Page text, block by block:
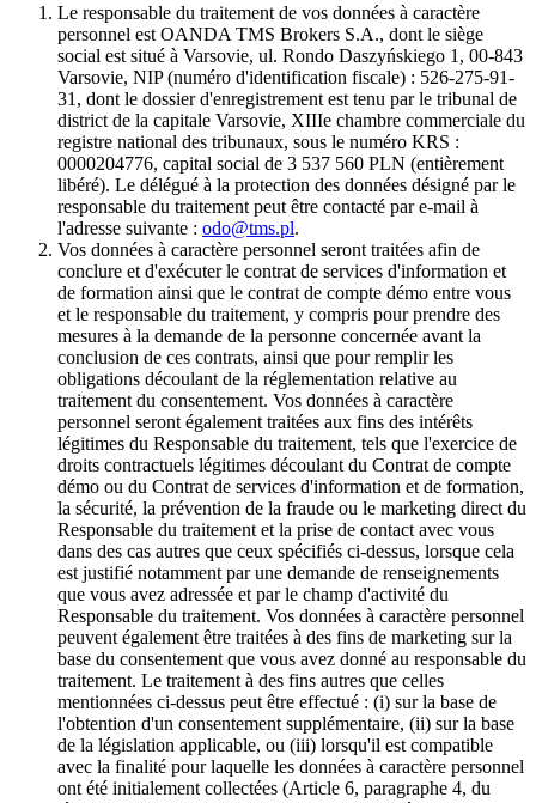
Le responsable du traitement de vos données à caractère
personnel est OANDA TMS Brokers S.A., dont le siège
social est situé à Varsovie, ul. Rondo Daszyńskiego 1, 00-843
Varsovie, NIP (numéro d'identification fiscale) : 526-275-91-
31, dont le dossier d'enregistrement est tenu par le tribunal de
district de la capitale Varsovie, XIIIe chambre commerciale du
registre national des tribunaux, sous le numéro KRS :
0000204776, capital social de 3 537 560 PLN (entièrement
libéré). Le délégué à la protection des données désigné par le
responsable du traitement peut être contacté par e-mail à
l'adresse suivante : odo@tms.pl.
Vos données à caractère personnel seront traitées afin de
conclure et d'exécuter le contrat de services d'information et
de formation ainsi que le contrat de compte démo entre vous
et le responsable du traitement, y compris pour prendre des
mesures à la demande de la personne concernée avant la
conclusion de ces contrats, ainsi que pour remplir les
obligations découlant de la réglementation relative au
traitement du consentement. Vos données à caractère
personnel seront également traitées aux fins des intérêts
légitimes du Responsable du traitement, tels que l'exercice de
droits contractuels légitimes découlant du Contrat de compte
démo ou du Contrat de services d'information et de formation,
la sécurité, la prévention de la fraude ou le marketing direct du
Responsable du traitement et la prise de contact avec vous
dans des cas autres que ceux spécifiés ci-dessus, lorsque cela
est justifié notamment par une demande de renseignements
que vous avez adressée et par le champ d'activité du
Responsable du traitement. Vos données à caractère personnel
peuvent également être traitées à des fins de marketing sur la
base du consentement que vous avez donné au responsable du
traitement. Le traitement à des fins autres que celles
mentionnées ci-dessus peut être effectué : (i) sur la base de
l'obtention d'un consentement supplémentaire, (ii) sur la base
de la législation applicable, ou (iii) lorsqu'il est compatible
avec la finalité pour laquelle les données à caractère personnel
ont été initialement collectées (Article 6, paragraphe 4, du